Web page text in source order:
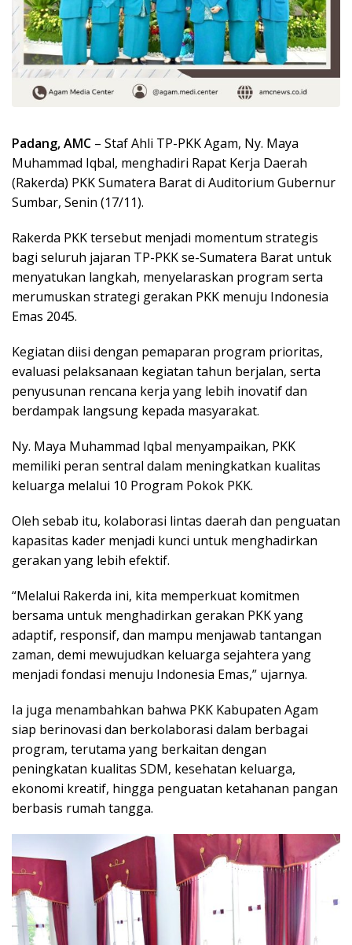
Padang, AMC – Staf Ahli TP-PKK Agam, Ny. Maya
Muhammad Iqbal, menghadiri Rapat Kerja Daerah
(Rakerda) PKK Sumatera Barat di Auditorium Gubernur
Sumbar, Senin (17/11).
Rakerda PKK tersebut menjadi momentum strategis
bagi seluruh jajaran TP-PKK se-Sumatera Barat untuk
menyatukan langkah, menyelaraskan program serta
merumuskan strategi gerakan PKK menuju Indonesia
Emas 2045.
Kegiatan diisi dengan pemaparan program prioritas,
evaluasi pelaksanaan kegiatan tahun berjalan, serta
penyusunan rencana kerja yang lebih inovatif dan
berdampak langsung kepada masyarakat.
Ny. Maya Muhammad Iqbal menyampaikan, PKK
memiliki peran sentral dalam meningkatkan kualitas
keluarga melalui 10 Program Pokok PKK.
Oleh sebab itu, kolaborasi lintas daerah dan penguatan
kapasitas kader menjadi kunci untuk menghadirkan
gerakan yang lebih efektif.
“Melalui Rakerda ini, kita memperkuat komitmen
bersama untuk menghadirkan gerakan PKK yang
adaptif, responsif, dan mampu menjawab tantangan
zaman, demi mewujudkan keluarga sejahtera yang
menjadi fondasi menuju Indonesia Emas,” ujarnya.
Ia juga menambahkan bahwa PKK Kabupaten Agam
siap berinovasi dan berkolaborasi dalam berbagai
program, terutama yang berkaitan dengan
peningkatan kualitas SDM, kesehatan keluarga,
ekonomi kreatif, hingga penguatan ketahanan pangan
berbasis rumah tangga.